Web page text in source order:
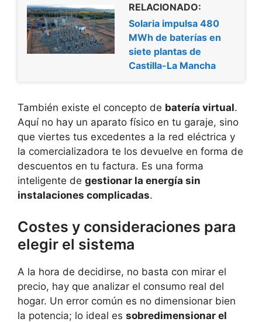
RELACIONADO:
Solaria impulsa 480
MWh de baterías en
siete plantas de
Castilla-La Mancha
También existe el concepto de batería virtual.
Aquí no hay un aparato físico en tu garaje, sino
que viertes tus excedentes a la red eléctrica y
la comercializadora te los devuelve en forma de
descuentos en tu factura. Es una forma
inteligente de gestionar la energía sin
instalaciones complicadas.
Costes y consideraciones para
elegir el sistema
A la hora de decidirse, no basta con mirar el
precio, hay que analizar el consumo real del
hogar. Un error común es no dimensionar bien
la potencia; lo ideal es sobredimensionar el